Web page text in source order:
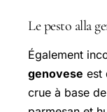
Le pesto alla
Également
genovese est
crue à base